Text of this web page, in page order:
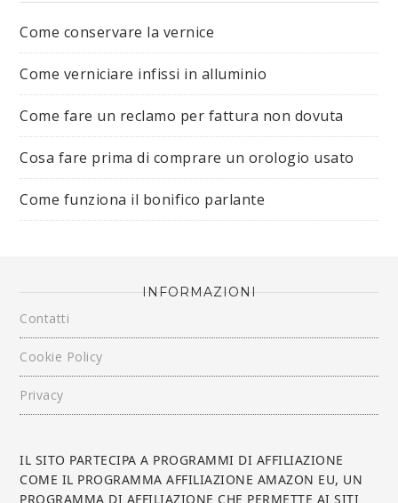
Come conservare la vernice
Come verniciare infissi in alluminio
Come fare un reclamo per fattura non dovuta
Cosa fare prima di comprare un orologio usato
Come funziona il bonifico parlante
INFORMAZIONI
Contatti
Cookie Policy
Privacy
IL SITO PARTECIPA A PROGRAMMI DI AFFILIAZIONE
COME IL PROGRAMMA AFFILIAZIONE AMAZON EU, UN
PROGRAMMA DI AFFILIAZIONE CHE PERMETTE AI SITI